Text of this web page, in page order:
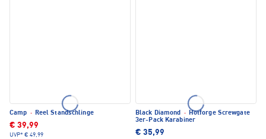
Camp · Reel Standschlinge
€ 39,99
UVP* € 49,99
Black Diamond · Hotforge Screwgate
3er-Pack Karabiner
€ 35,99